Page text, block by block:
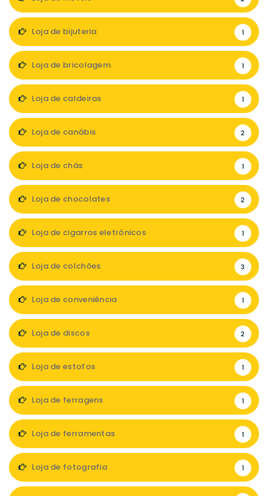
Loja de bijuteria 1
Loja de bricolagem 1
Loja de caldeiras 1
Loja de canábis 2
Loja de chás 1
Loja de chocolates 2
Loja de cigarros eletrónicos 1
Loja de colchões 3
Loja de conveniência 1
Loja de discos 2
Loja de estofos 1
Loja de ferragens 1
Loja de ferramentas 1
Loja de fotografia 1